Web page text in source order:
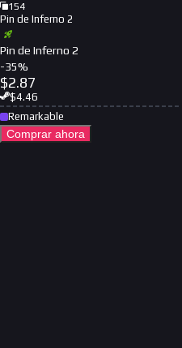
154
Pin de Inferno 2
Pin de Inferno 2
-35%
$2.87
$4.46
Remarkable
Comprar ahora